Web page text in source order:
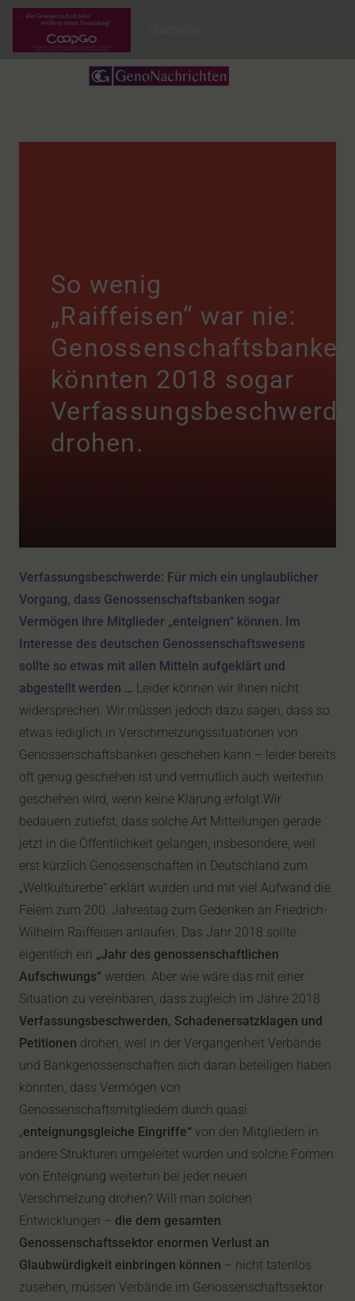
So wenig
„Raiffeisen“ war nie:
Genossenschaftsbanken
könnten 2018 sogar
drohen.
Verfassungsbeschwerde: Für mich ein unglaublicher
Vorgang, dass Genossenschaftsbanken sogar
Vermögen ihre Mitglieder „enteignen“ können. Im
Interesse des deutschen Genossenschaftswesens
sollte so etwas mit allen Mitteln aufgeklärt und
abgestellt werden … Leider können wir Ihnen nicht
widersprechen. Wir müssen jedoch dazu sagen, dass so
etwas lediglich in Verschmelzungssituationen von
Genossenschaftsbanken geschehen kann – leider bereits
oft genug geschehen ist und vermutlich auch weiterhin
geschehen wird, wenn keine Klärung erfolgt.Wir
bedauern zutiefst, dass solche Art Mitteilungen gerade
jetzt in die Öffentlichkeit gelangen, insbesondere, weil
erst kürzlich Genossenschaften in Deutschland zum
„Weltkulturerbe“ erklärt wurden und mit viel Aufwand die
Feiern zum 200. Jahrestag zum Gedenken an Friedrich-
Wilhelm Raiffeisen anlaufen. Das Jahr 2018 sollte
eigentlich ein „Jahr des genossenschaftlichen
Aufschwungs“ werden. Aber wie wäre das mit einer
Situation zu vereinbaren, dass zugleich im Jahre 2018
Verfassungsbeschwerden, Schadenersatzklagen und
Petitionen drohen, weil in der Vergangenheit Verbände
und Bankgenossenschaften sich daran beteiligen haben
könnten, dass Vermögen von
Genossenschaftsmitgliedern durch quasi
„enteignungsgleiche Eingriffe“ von den Mitgliedern in
andere Strukturen umgeleitet wurden und solche Formen
von Enteignung weiterhin bei jeder neuen
Verschmelzung drohen? Will man solchen
Entwicklungen – die dem gesamten
Genossenschaftssektor enormen Verlust an
Glaubwürdigkeit einbringen können – nicht tatenlos
zusehen, müssen Verbände im Genossenschaftssektor